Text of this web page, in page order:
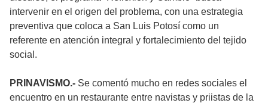
intervenir en el origen del problema, con una estrategia
preventiva que coloca a San Luis Potosí como un
referente en atención integral y fortalecimiento del tejido
social.
PRINAVISMO.- Se comentó mucho en redes sociales el
encuentro en un restaurante entre navistas y priistas de la